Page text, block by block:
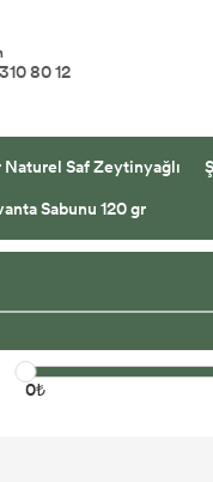
80 12
Saf Zeytinyağlı
Sabunu 120 gr
0₺